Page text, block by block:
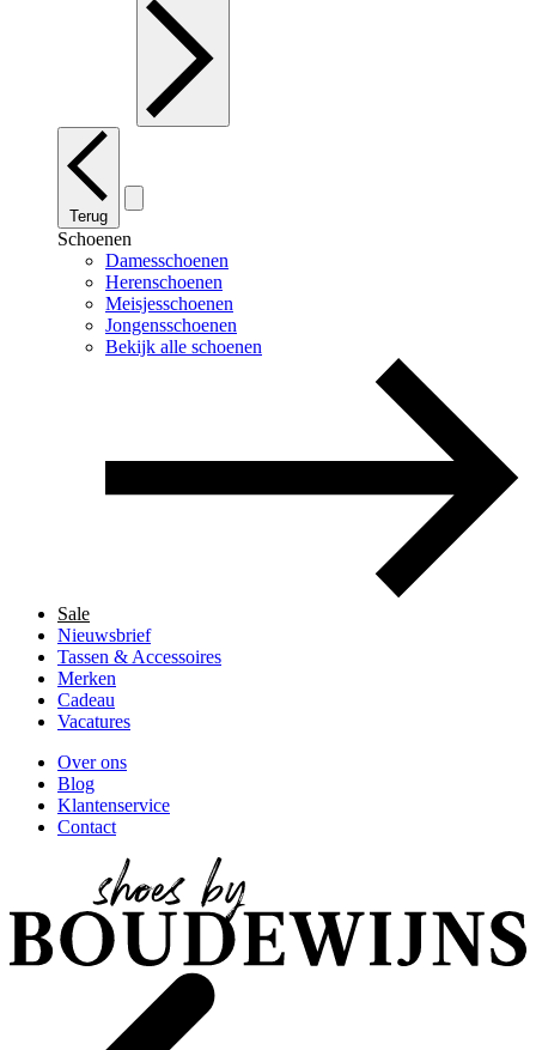
Terug
Schoenen
Damesschoenen
Herenschoenen
Meisjesschoenen
Jongensschoenen
Bekijk alle schoenen
Sale
Nieuwsbrief
Tassen & Accessoires
Merken
Cadeau
Vacatures
Over ons
Blog
Klantenservice
Contact